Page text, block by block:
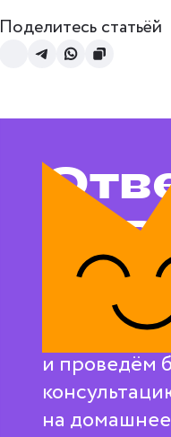
Поделитесь статьёй
на
Свяжемся с
и проведём
на